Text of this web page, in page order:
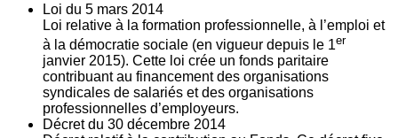
Loi du 5 mars 2014
Loi relative à la formation professionnelle, à l’emploi et
à la démocratie sociale (en vigueur depuis le 1er
janvier 2015). Cette loi crée un fonds paritaire
contribuant au financement des organisations
syndicales de salariés et des organisations
professionnelles d’employeurs.
Décret du 30 décembre 2014